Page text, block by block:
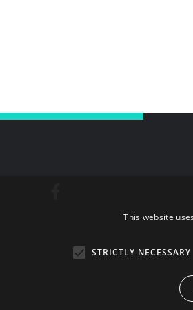
This website
STRICTLY NECESSARY